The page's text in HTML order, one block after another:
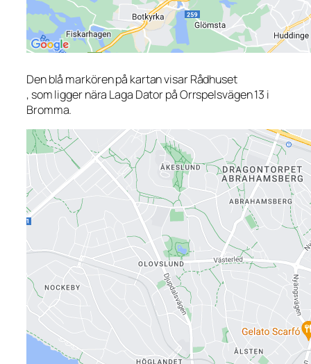
Den blå markören på kartan visar Rådhuset
, som ligger nära Laga Dator på Orrspelsvägen 13 i
Bromma.